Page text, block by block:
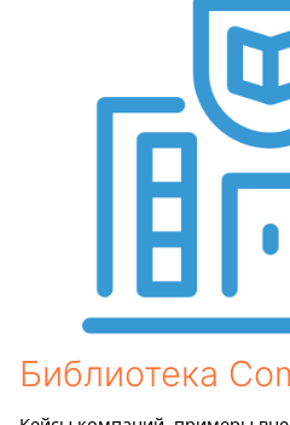
Библиотека